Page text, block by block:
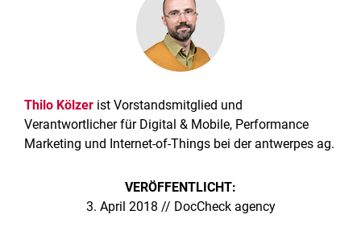
Thilo Kölzer ist Vorstandsmitglied und
Verantwortlicher für Digital & Mobile, Performance
Marketing und Internet-of-Things bei der antwerpes ag.
VERÖFFENTLICHT:
3. April 2018 // DocCheck agency